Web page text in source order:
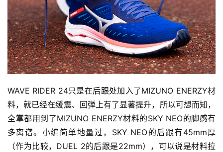
WAVE RIDER 24只是在后跟处加入了MIZUNO ENERZY材
料，就已经在缓震、回弹上有了显著提升，所以可想而知，
全掌都用到了MIZUNO ENERZY材料的SKY NEO的脚感有
多离谱。小编简单地量过，SKY NEO的后跟有45mm厚
（作为比较，DUEL 2的后跟是22mm），可以说是材料拉